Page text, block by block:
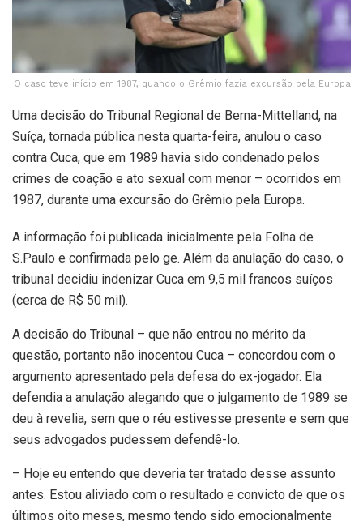
O caso teve início em 1987, quando o Grêmio fazia excursão pela Europa
Uma decisão do Tribunal Regional de Berna-Mittelland, na
Suíça, tornada pública nesta quarta-feira, anulou o caso
contra Cuca, que em 1989 havia sido condenado pelos
crimes de coação e ato sexual com menor – ocorridos em
1987, durante uma excursão do Grêmio pela Europa.
A informação foi publicada inicialmente pela Folha de
S.Paulo e confirmada pelo ge. Além da anulação do caso, o
tribunal decidiu indenizar Cuca em 9,5 mil francos suíços
(cerca de R$ 50 mil).
A decisão do Tribunal – que não entrou no mérito da
questão, portanto não inocentou Cuca – concordou com o
argumento apresentado pela defesa do ex-jogador. Ela
defendia a anulação alegando que o julgamento de 1989 se
deu à revelia, sem que o réu estivesse presente e sem que
seus advogados pudessem defendê-lo.
– Hoje eu entendo que deveria ter tratado desse assunto
antes. Estou aliviado com o resultado e convicto de que os
últimos oito meses, mesmo tendo sido emocionalmente